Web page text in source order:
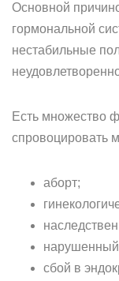
Основной
гормональной
нестабильные
Есть множество
спровоцировать
аборт;
нарушенный
сбой в